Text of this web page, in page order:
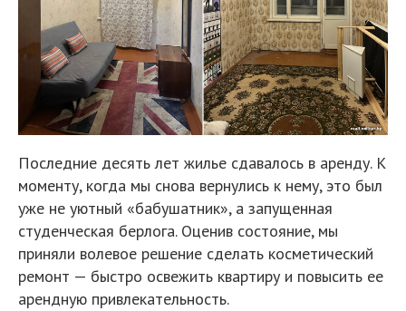
Последние десять лет жилье сдавалось в аренду. К
моменту, когда мы снова вернулись к нему, это был
уже не уютный «бабушатник», а запущенная
студенческая берлога. Оценив состояние, мы
приняли волевое решение сделать косметический
ремонт — быстро освежить квартиру и повысить ее
арендную привлекательность.